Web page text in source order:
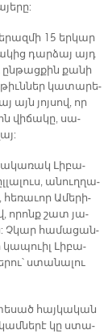
15 եր­կար
դար­ձայ այդ
ըն­թաց­քին քա­նի
կա­տա­րե­
այն յոյ­սով, որ
վի­ճա­կը, սա­
Լի­բա­
ա­նուղ­ղա­
հե­ռա­ւոր Ա­մե­րի­
ո­րոնք շատ յա­
Չկար հա­մա­ցան­
կա­պուիլ Լի­բա­
ստա­նա­լու
տե­սած հայ­կա­կան
կը ստա­